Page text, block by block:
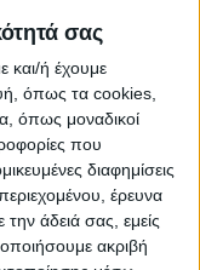
σας
και/ή έχουμε
όπως τα cookies,
όπως μοναδικοί
που
διαφημίσεις
έρευνα
την άδειά σας, εμείς
ακριβή
Προϊόντα